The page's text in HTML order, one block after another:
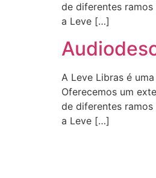
de diferentes
a Leve […]
A Leve Libras é
Oferecemos um
de diferentes
a Leve […]